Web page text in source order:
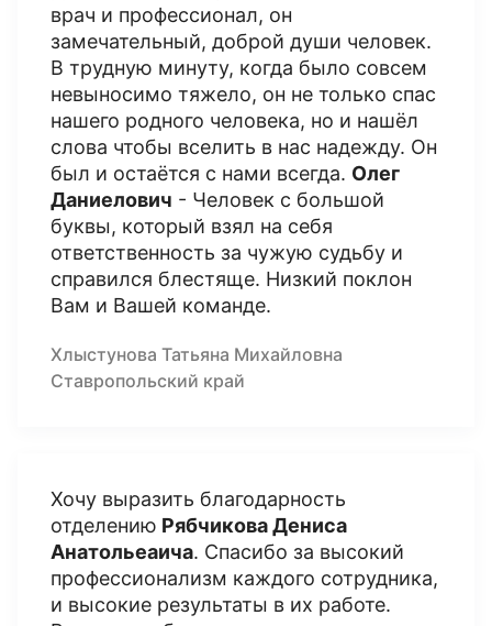
врач и профессионал, он
замечательный, доброй души человек.
В трудную минуту, когда было совсем
невыносимо тяжело, он не только спас
нашего родного человека, но и нашёл
слова чтобы вселить в нас надежду. Он
был и остаётся с нами всегда. Олег
Даниелович - Человек с большой
буквы, который взял на себя
ответственность за чужую судьбу и
справился блестяще. Низкий поклон
Вам и Вашей команде.
Хлыстунова Татьяна Михайловна
Ставропольский край
Хочу выразить благодарность
отделению Рябчикова Дениса
Анатольеаича. Спасибо за высокий
профессионализм каждого сотрудника,
и высокие результаты в их работе.